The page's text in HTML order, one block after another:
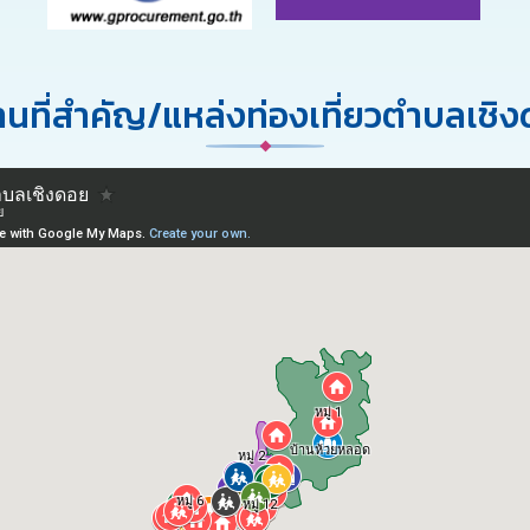
ที่สำคัญ/แหล่งท่องเที่ยวตำบลเชิ